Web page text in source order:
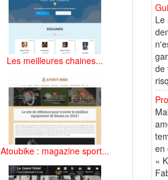
Les meilleures chaines...
Atoubike : magazine sport...
Le
de
en
«